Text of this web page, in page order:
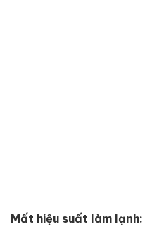
Mất hiệu suất làm lạnh: